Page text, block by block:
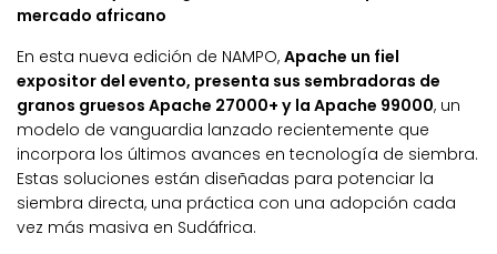
mercado africano
En esta nueva edición de NAMPO, Apache un fiel
expositor del evento, presenta sus sembradoras de
granos gruesos Apache 27000+ y la Apache 99000, un
modelo de vanguardia lanzado recientemente que
incorpora los últimos avances en tecnología de siembra.
Estas soluciones están diseñadas para potenciar la
siembra directa, una práctica con una adopción cada
vez más masiva en Sudáfrica.